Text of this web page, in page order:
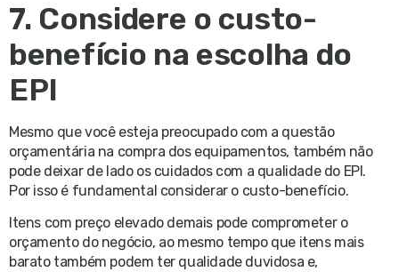
7. Considere o custo-
benefício na escolha do
EPI
Mesmo que você esteja preocupado com a questão
orçamentária na compra dos equipamentos, também não
pode deixar de lado os cuidados com a qualidade do EPI.
Por isso é fundamental considerar o custo-benefício.
Itens com preço elevado demais pode comprometer o
orçamento do negócio, ao mesmo tempo que itens mais
barato também podem ter qualidade duvidosa e,